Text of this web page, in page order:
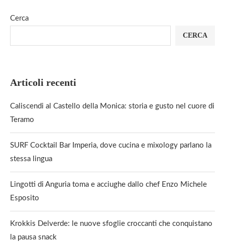
Cerca
CERCA
Articoli recenti
Caliscendi al Castello della Monica: storia e gusto nel cuore di
Teramo
SURF Cocktail Bar Imperia, dove cucina e mixology parlano la
stessa lingua
Lingotti di Anguria toma e acciughe dallo chef Enzo Michele
Esposito
Krokkis Delverde: le nuove sfoglie croccanti che conquistano
la pausa snack